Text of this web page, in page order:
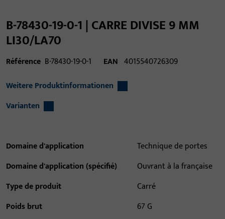
B-78430-19-0-1 | CARRE DIVISE 9 MM
LI30/LA70
Référence B-78430-19-0-1 EAN 4015540726309
Weitere Produktinformationen
Varianten
Domaine d'application
Technique de portes
Domaine d'application (spécifié)
Ouvrant à la française
Type de produit
Carré
Poids brut
67 G